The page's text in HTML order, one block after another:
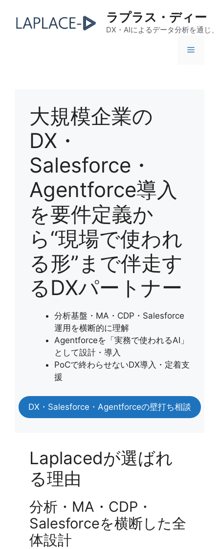
ラプラス・ディー
DX・AIによるデータ分析を通じ
メ
大規模企業の
DX・
Salesforce・
Agentforce導入
を要件定義か
ら“現場で使われ
る形”まで伴走す
るDXパートナー
分析基盤・MA・CDP・Salesforce
運用を横断的に理解
Agentforceを「実務で使われるAI」
として設計・導入
PoCで終わらせないDX導入・定着支
援
DX・Salesforce・Agentforceの壁打ち相談
Laplacedが選ばれ
る理由
分析・MA・CDP・
Salesforceを横断した全
体設計